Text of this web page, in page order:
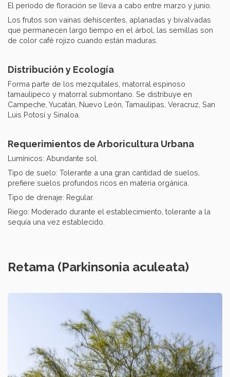
El período de floración se lleva a cabo entre marzo y junio.
Los frutos son vainas dehiscentes, aplanadas y bivalvadas
que permanecen largo tiempo en el árbol, las semillas son
de color café rojizo cuando están maduras.
Distribución y Ecología
Forma parte de los mezquitales, matorral espinoso
tamaulipeco y matorral submontano. Se distribuye en
Campeche, Yucatán, Nuevo León, Tamaulipas, Veracruz, San
Luis Potosí y Sinaloa.
Requerimientos de Arboricultura Urbana
Lumínicos: Abundante sol.
Tipo de suelo: Tolerante a una gran cantidad de suelos,
prefiere suelos profundos ricos en materia orgánica.
Tipo de drenaje: Regular.
Riego: Moderado durante el establecimiento, tolerante a la
sequía una vez establecido.
Retama (Parkinsonia aculeata)